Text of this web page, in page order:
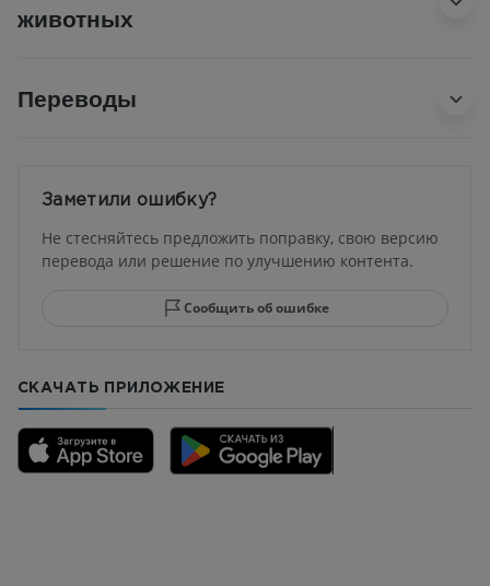
животных
Переводы
Заметили ошибку?
Не стесняйтесь предложить поправку, свою версию
перевода или решение по улучшению контента.
Сообщить об ошибке
СКАЧАТЬ ПРИЛОЖЕНИЕ